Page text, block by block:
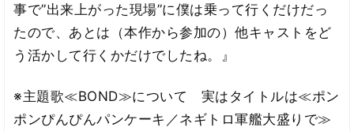
事で”出来上がった現場”に僕は乗って行くだけだっ
たので、あとは（本作から参加の）他キャストをど
う活かして行くかだけでしたね。』
※主題歌≪BOND≫について 実はタイトルは≪ポン
ポンぴんぴんパンケーキ／ネギトロ軍艦大盛りで≫